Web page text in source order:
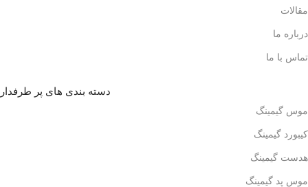
مقالات
درباره ما
تماس با ما
دسته بندی های پر طرفدار
موس گیمینگ
کیبورد گیمینگ
هدست گیمینگ
موس پد گیمینگ